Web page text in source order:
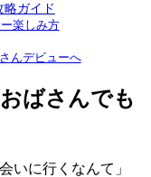
略ガイド
楽しみ方
んデビューへ
ばさんでも
いに行くなんて」